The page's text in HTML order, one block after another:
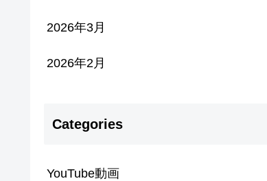
2026年3月
2026年2月
Categories
YouTube動画